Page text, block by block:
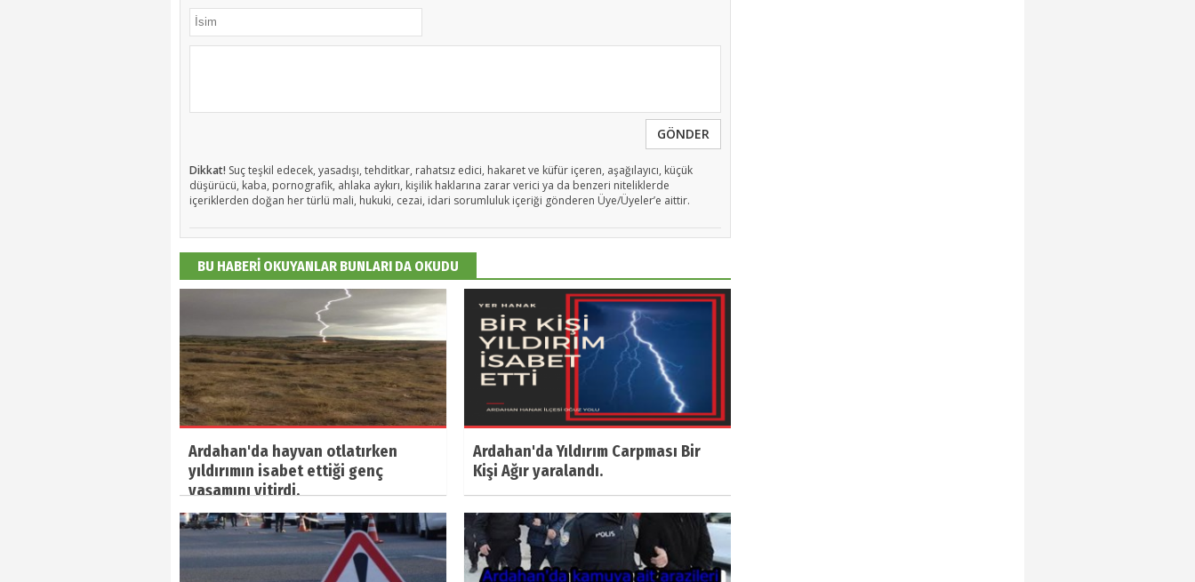
GÖNDER
Dikkat! Suç teşkil edecek, yasadışı, tehditkar, rahatsız edici, hakaret ve küfür içeren, aşağılayıcı, küçük
düşürücü, kaba, pornografik, ahlaka aykırı, kişilik haklarına zarar verici ya da benzeri niteliklerde
içeriklerden doğan her türlü mali, hukuki, cezai, idari sorumluluk içeriği gönderen Üye/Üyeler’e aittir.
BU HABERİ OKUYANLAR BUNLARI DA OKUDU
Ardahan'da hayvan otlatırken
yıldırımın isabet ettiği genç
yaşamını yitirdi.
Ardahan'da Yıldırım Carpması Bir
Kişi Ağır yaralandı.